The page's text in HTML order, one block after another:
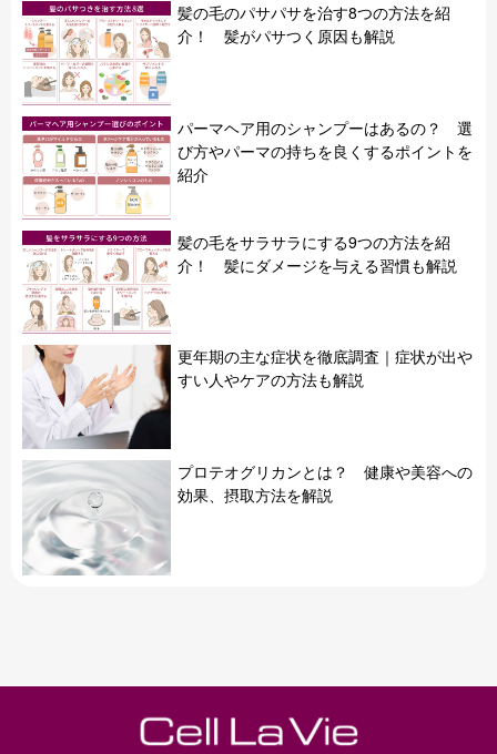
髪の毛のパサパサを治す8つの方法を紹
介！ 髪がパサつく原因も解説
パーマヘア用のシャンプーはあるの？ 選
び方やパーマの持ちを良くするポイントを
紹介
髪の毛をサラサラにする9つの方法を紹
介！ 髪にダメージを与える習慣も解説
更年期の主な症状を徹底調査｜症状が出や
すい人やケアの方法も解説
プロテオグリカンとは？ 健康や美容への
効果、摂取方法を解説